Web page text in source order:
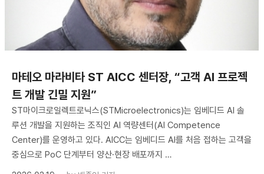
마테오 마라비타 ST AICC 센터장, “고객 AI 프로젝
트 개발 긴밀 지원”
ST마이크로일렉트로닉스(STMicroelectronics)는 임베디드 AI 솔
루션 개발을 지원하는 조직인 AI 역량센터(AI Competence
Center)를 운영하고 있다. AICC는 임베디드 AI를 처음 접하는 고객을
중심으로 PoC 단계부터 양산·현장 배포까지 …